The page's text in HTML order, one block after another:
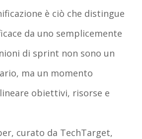
è ciò che distingue
da uno semplicemente
di sprint non sono un
ma un momento
obiettivi, risorse e
, curato da TechTarget,